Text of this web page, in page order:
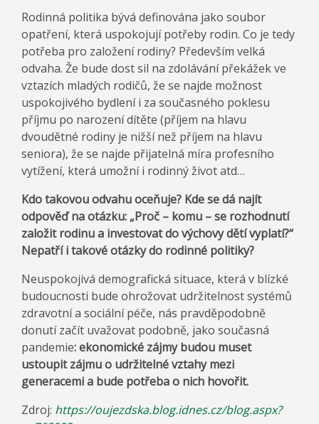
Rodinná politika bývá definována jako soubor
opatření, která uspokojují potřeby rodin. Co je tedy
potřeba pro založení rodiny? Především velká
odvaha. Že bude dost sil na zdolávání překážek ve
vztazích mladých rodičů, že se najde možnost
uspokojivého bydlení i za současného poklesu
příjmu po narození dítěte (příjem na hlavu
dvoudětné rodiny je nižší než příjem na hlavu
seniora), že se najde přijatelná míra profesního
vytížení, která umožní i rodinný život atd…
Kdo takovou odvahu oceňuje? Kde se dá najít
odpověď na otázku: „Proč – komu – se rozhodnutí
založit rodinu a investovat do výchovy dětí vyplatí?“
Nepatří i takové otázky do rodinné politiky?
Neuspokojivá demografická situace, která v blízké
budoucnosti bude ohrožovat udržitelnost systémů
zdravotní a sociální péče, nás pravděpodobně
donutí začít uvažovat podobně, jako současná
pandemie: ekonomické zájmy budou muset
ustoupit zájmu o udržitelné vztahy mezi
generacemi a bude potřeba o nich hovořit.
Zdroj: https://oujezdska.blog.idnes.cz/blog.aspx?